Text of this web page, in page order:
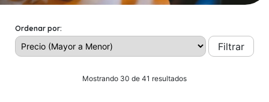
Ordenar por:
Filtrar
Mostrando 30 de 41 resultados